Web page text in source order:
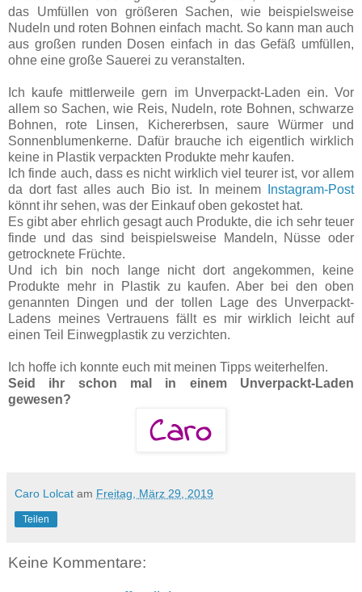
das Umfüllen von größeren Sachen, wie beispielsweise
Nudeln und roten Bohnen einfach macht. So kann man auch
aus großen runden Dosen einfach in das Gefäß umfüllen,
ohne eine große Sauerei zu veranstalten.
Ich kaufe mittlerweile gern im Unverpackt-Laden ein. Vor
allem so Sachen, wie Reis, Nudeln, rote Bohnen, schwarze
Bohnen, rote Linsen, Kichererbsen, saure Würmer und
Sonnenblumenkerne. Dafür brauche ich eigentlich wirklich
keine in Plastik verpackten Produkte mehr kaufen.
Ich finde auch, dass es nicht wirklich viel teurer ist, vor allem
da dort fast alles auch Bio ist. In meinem
Instagram-Post
könnt ihr sehen, was der Einkauf oben gekostet hat.
Es gibt aber ehrlich gesagt auch Produkte, die ich sehr teuer
finde und das sind beispielsweise Mandeln, Nüsse oder
getrocknete Früchte.
Und ich bin noch lange nicht dort angekommen, keine
Produkte mehr in Plastik zu kaufen. Aber bei den oben
genannten Dingen und der tollen Lage des Unverpackt-
Ladens meines Vertrauens fällt es mir wirklich leicht auf
einen Teil Einwegplastik zu verzichten.
Ich hoffe ich konnte euch mit meinen Tipps weiterhelfen.
Seid ihr schon mal in einem Unverpackt-Laden
gewesen?
Caro Lolcat am Freitag, März 29, 2019
Teilen
Keine Kommentare: